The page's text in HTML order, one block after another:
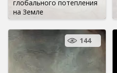
глобального потепления
на Земле
144